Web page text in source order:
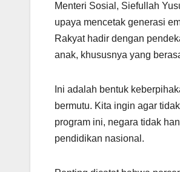
Menteri Sosial, Siefullah
upaya mencetak generasi
Rakyat hadir dengan
anak, khususnya yang
Ini adalah bentuk
bermutu. Kita ingin agar
program ini, negara tidak
pendidikan nasional.